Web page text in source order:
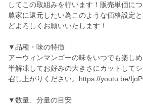
してこの取組みを行います！販売単価に
農家に還元したい為このような価格設定
どよろしくお願いいたします！
▼品種・味の特徴
アーウィンマンゴーの味をいつでも楽し
半解凍してお好みの大きさにカットして
召し上がりください。https://youtu.be/
▼数量、分量の目安